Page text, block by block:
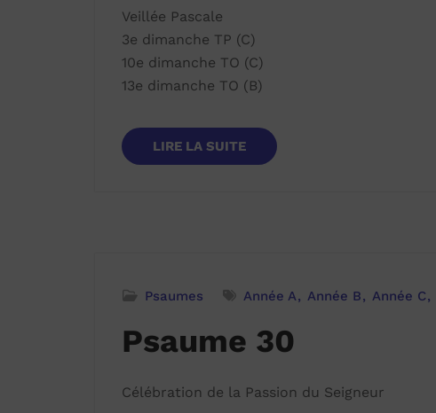
Veillée Pascale
3e dimanche TP (C)
10e dimanche TO (C)
13e dimanche TO (B)
LIRE LA SUITE
Psaumes Année A Année B Année C
Psaume 30
Célébration de la Passion du Seigneur